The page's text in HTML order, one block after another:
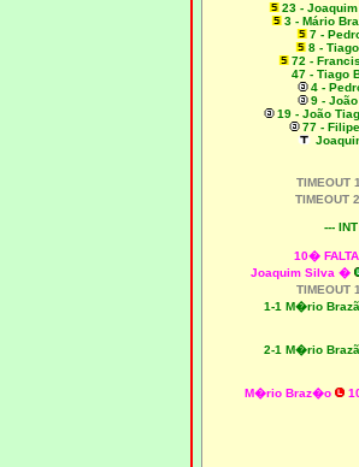
23 -
3 - Mário
7 -
8 -
72 -
47 - Tiago
4 -
9 -
19 - João
77 -
TIMEOUT
TIMEOUT
---
10�
Joaquim Silva �
TIMEOUT
1-1 M�rio
2-1 M�rio
M�rio Braz�o